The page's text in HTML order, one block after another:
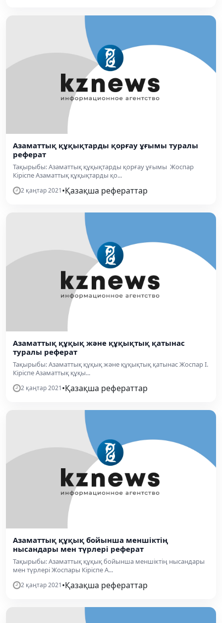
Азаматтық құқықтарды қорғау ұғымы туралы
реферат
Тақырыбы: Азаматтық құқықтарды қорғау ұғымы Жоспар
Кіріспе Азаматтық құқықтарды қо...
2 қаңтар 2021•Қазақша рефераттар
Азаматтық құқық және құқықтық қатынас
туралы реферат
Тақырыбы: Азаматтық құқық және құқықтық қатынас Жоспар І.
Кіріспе Азаматтық құқы...
2 қаңтар 2021•Қазақша рефераттар
Азаматтық құқық бойынша меншіктің
нысандары мен түрлері реферат
Тақырыбы: Азаматтық құқық бойынша меншіктің нысандары
мен түрлері Жоспары Кіріспе А...
2 қаңтар 2021•Қазақша рефераттар